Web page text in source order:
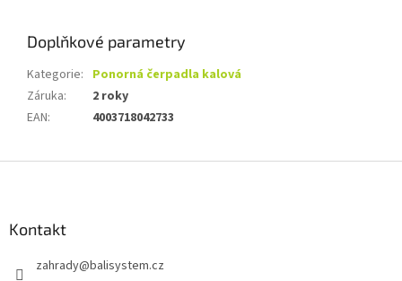
Doplňkové parametry
Kategorie: Ponorná čerpadla kalová
Záruka:
2 roky
EAN: 4003718042733
Kontakt
zahrady@balisystem.cz